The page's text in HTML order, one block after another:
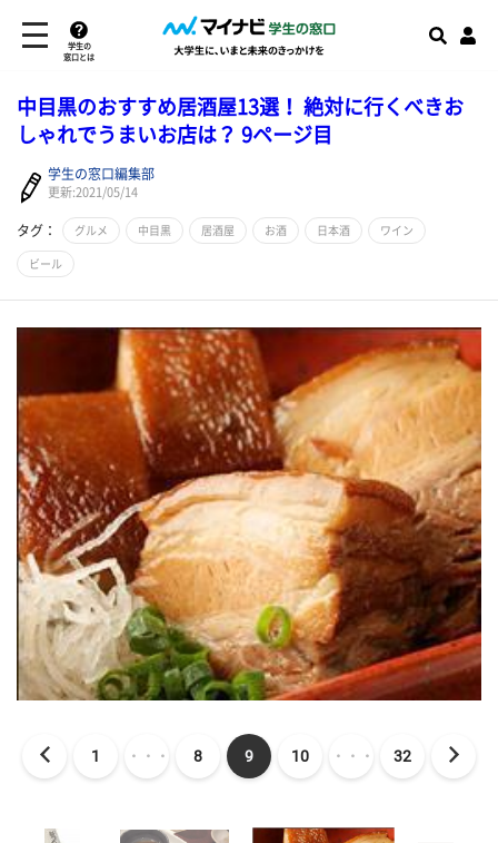
学生の
窓口とは
中目黒のおすすめ居酒屋13選！ 絶対に行くべきお
しゃれでうまいお店は？ 9ページ目
学生の窓口編集部
更新:2021/05/14
タグ： グルメ 中目黒 居酒屋 お酒 日本酒 ワイン
ビール
1 ・・・ 8 9 10 ・・・ 32